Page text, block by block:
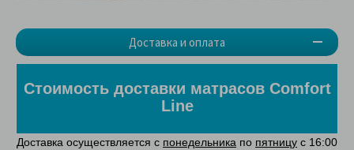
Доставка и оплата
Стоимость доставки матрасов Comfort
Line
Доставка осуществляется с понедельника по пятницу с 16:00